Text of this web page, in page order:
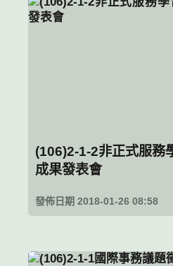
(106)2-1-2非正式服務
成果發表會
發佈日期 2018-01-26 08:58